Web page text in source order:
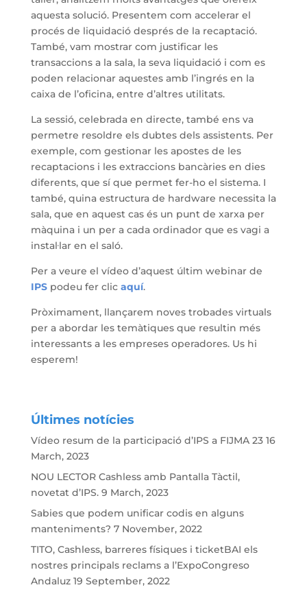
aquesta solució. Presentem com accelerar el
procés de liquidació després de la recaptació.
També, vam mostrar com justificar les
transaccions a la sala, la seva liquidació i com es
poden relacionar aquestes amb l’ingrés en la
caixa de l’oficina, entre d’altres utilitats.
La sessió, celebrada en directe, també ens va
permetre resoldre els dubtes dels assistents. Per
exemple, com gestionar les apostes de les
recaptacions i les extraccions bancàries en dies
diferents, que sí que permet fer-ho el sistema. I
també, quina estructura de hardware necessita la
sala, que en aquest cas és un punt de xarxa per
màquina i un per a cada ordinador que es vagi a
instal·lar en el saló.
Per a veure el vídeo d’aquest últim webinar de
IPSpodeu fer clic aquí.
Pròximament, llançarem noves trobades virtuals
per a abordar les temàtiques que resultin més
interessants a les empreses operadores. Us hi
esperem!
Últimes notícies
Vídeo resum de la participació d’IPS a FIJMA 23 16
March, 2023
NOU LECTOR Cashless amb Pantalla Tàctil,
novetat d’IPS. 9 March, 2023
Sabies que podem unificar codis en alguns
manteniments? 7 November, 2022
TITO, Cashless, barreres físiques i ticketBAI els
nostres principals reclams a l’ExpoCongreso
Andaluz 19 September, 2022